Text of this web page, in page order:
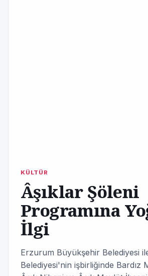
KÜLTÜR
Âşıklar Şöleni
Programına
İlgi
Erzurum Büyükşehir Belediyesi
Belediyesi'nin işbirliğinde Bardız